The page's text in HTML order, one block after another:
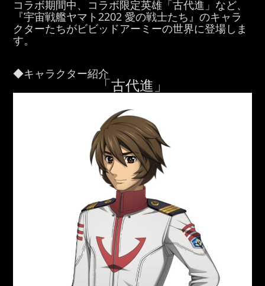
コラボ期間中、コラボ限定英雄「古代進」など、
『宇宙戦艦ヤマト2202 愛の戦士たち』のキャラ
クターたちがビビッドアーミーの世界に登場しま
す。
◆キャラクター紹介
「古代進」